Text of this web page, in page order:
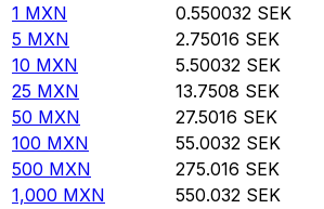
1 MXN 0.550032 SEK
5 MXN 2.75016 SEK
10 MXN 5.50032 SEK
25 MXN 13.7508 SEK
50 MXN 27.5016 SEK
100 MXN 55.0032 SEK
500 MXN 275.016 SEK
1,000 MXN 550.032 SEK